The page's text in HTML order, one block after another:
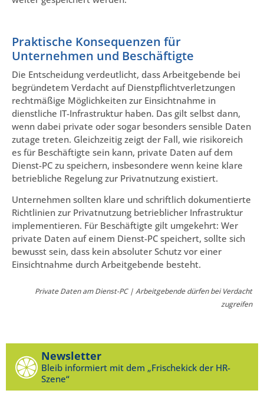
Praktische Konsequenzen für
Unternehmen und Beschäftigte
Die Entscheidung verdeutlicht, dass Arbeitgebende bei
begründetem Verdacht auf Dienstpflichtverletzungen
rechtmäßige Möglichkeiten zur Einsichtnahme in
dienstliche IT-Infrastruktur haben. Das gilt selbst dann,
wenn dabei private oder sogar besonders sensible Daten
zutage treten. Gleichzeitig zeigt der Fall, wie risikoreich
es für Beschäftigte sein kann, private Daten auf dem
Dienst-PC zu speichern, insbesondere wenn keine klare
betriebliche Regelung zur Privatnutzung existiert.
Unternehmen sollten klare und schriftlich dokumentierte
Richtlinien zur Privatnutzung betrieblicher Infrastruktur
implementieren. Für Beschäftigte gilt umgekehrt: Wer
private Daten auf einem Dienst-PC speichert, sollte sich
bewusst sein, dass kein absoluter Schutz vor einer
Einsichtnahme durch Arbeitgebende besteht.
Private Daten am Dienst-PC | Arbeitgebende dürfen bei Verdacht
zugreifen
Newsletter
Bleib informiert mit dem „Frischekick der HR-
Szene“